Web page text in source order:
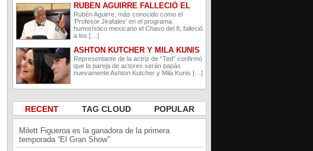
RUBÉN AGUIRRE FALLECIÓ EL
PROFESOR JIRAFALES DE EL
CHAVO DEL 8
Rubén Aguirre, más conocido como el
‘Profesor Jirafales’ en el programa
humorístico mexicano el Chavo del 8, falleció
a los […]
ASHTON KUTCHER Y MILA KUNIS
ESPERAN A SU SEGUNDO HIJO
Representante de la actriz de “Ted” confirmó
que la pareja de actores serán papás
nuevamente Ashton Kutcher y Mila Kunis […]
RECENT TAG CLOUD POPULAR
Milett Figueroa es la ganadora de la primera
temporada “El Gran Show”